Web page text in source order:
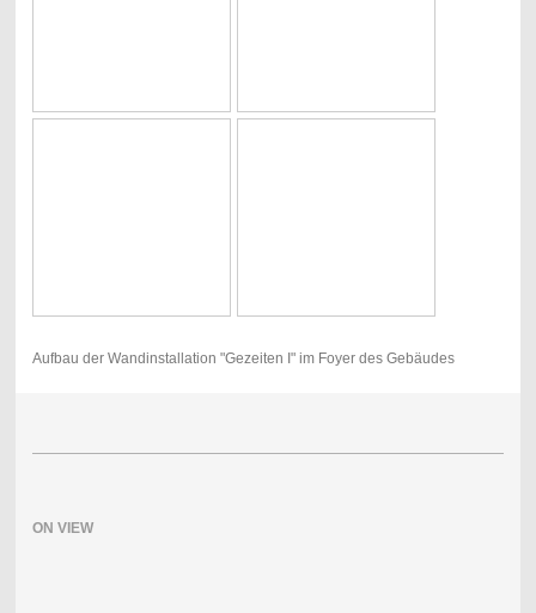
Aufbau der Wandinstallation "Gezeiten I" im Foyer des Gebäudes
ON VIEW